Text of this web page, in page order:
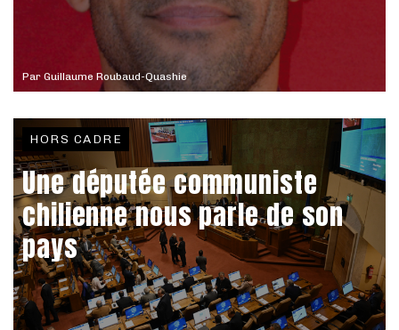
Par Guillaume Roubaud-Quashie
HORS CADRE
Une députée communiste
chilienne nous parle de son
pays